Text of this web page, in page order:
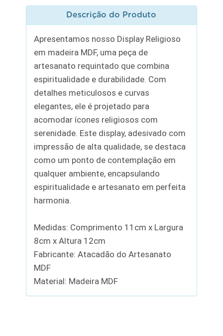
Descrição do Produto
Apresentamos nosso Display Religioso
em madeira MDF, uma peça de
artesanato requintado que combina
espiritualidade e durabilidade. Com
detalhes meticulosos e curvas
elegantes, ele é projetado para
acomodar ícones religiosos com
serenidade. Este display, adesivado com
impressão de alta qualidade, se destaca
como um ponto de contemplação em
qualquer ambiente, encapsulando
espiritualidade e artesanato em perfeita
harmonia.
Medidas: Comprimento 11cm x Largura
8cm x Altura 12cm
Fabricante: Atacadão do Artesanato
MDF
Material: Madeira MDF